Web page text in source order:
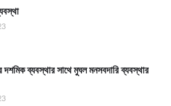
ব্যবস্থার সাথে মুঘল মনসবদারি ব্যবস্থার